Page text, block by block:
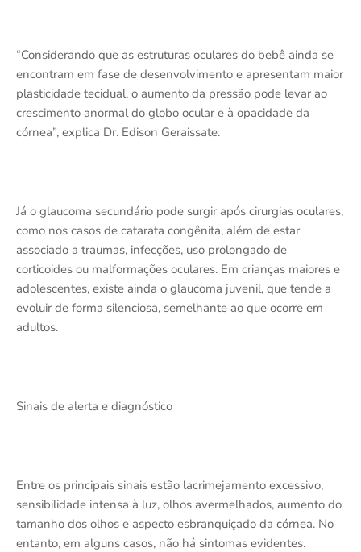
“Considerando que as estruturas oculares do bebê ainda se
encontram em fase de desenvolvimento e apresentam maior
plasticidade tecidual, o aumento da pressão pode levar ao
crescimento anormal do globo ocular e à opacidade da
córnea”, explica Dr. Edison Geraissate.
Já o glaucoma secundário pode surgir após cirurgias oculares,
como nos casos de catarata congênita, além de estar
associado a traumas, infecções, uso prolongado de
corticoides ou malformações oculares. Em crianças maiores e
adolescentes, existe ainda o glaucoma juvenil, que tende a
evoluir de forma silenciosa, semelhante ao que ocorre em
adultos.
Sinais de alerta e diagnóstico
Entre os principais sinais estão lacrimejamento excessivo,
sensibilidade intensa à luz, olhos avermelhados, aumento do
tamanho dos olhos e aspecto esbranquiçado da córnea. No
entanto, em alguns casos, não há sintomas evidentes.